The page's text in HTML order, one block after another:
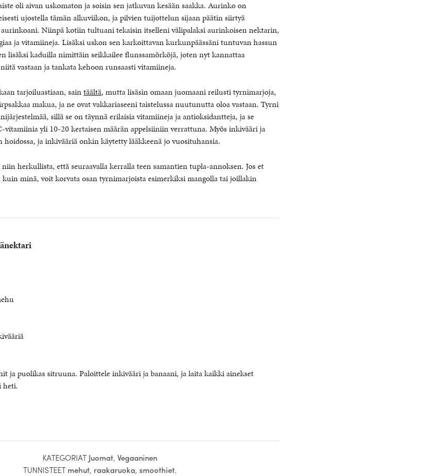
oli aivan uskomaton ja soisin sen jatkuvan kesään saakka. Aurinko on
ujostella tämän alkuviikon, ja pilvien tuijottelun sijaan päätin siirtyä
aurinkoani. Niinpä kotiin tultuani tekaisin itselleni välipalaksi aurinkoisen nektarin,
ja vitamiineja. Lisäksi uskon sen karkoittavan kurkunpäässäni tuntuvan hassun
lisäksi kaduilla nimittäin seikkailee flunssamörköjä, joten nyt kannattaa
vastaan ja tankata kehoon runsaasti vitamiineja.
tarjoiluastiaan, saintäältä, mutta lisäsin omaan juomaani reilusti tyrnimarjoja,
makua, ja ne ovat vakkariaseeni taistelussa nuutunutta oloa vastaan. Tyrni
sillä se on täynnä erilaisia vitamiineja ja antioksidantteja, ja se
vitamiinia yli 10-20 kertaisen määrän appelsiiniin verrattuna. Myös inkivääri ja
hoidossa, ja inkivääriä onkin käytetty lääkkeenä jo vuosituhansia.
herkullista, että seuraavalla kerralla teen samantien tupla-annoksen. Jos et
minä, voit korvata osan tyrnimarjoista esimerkiksi mangolla tai joillakin
ja puolikas sitruuna. Paloittele inkivääri ja banaani, ja laita kaikki ainekset
heti.
KATEGORIAT Juomat, Vegaaninen
TUNNISTEET mehut, raakaruoka, smoothiet.